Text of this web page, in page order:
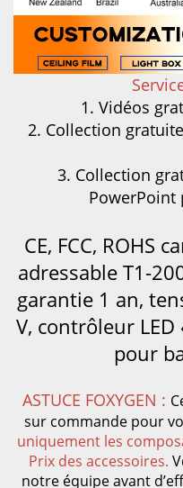
1. Vidéos
2. Collection
3. Collection
CE, FCC, ROHS
adressable T1-
garantie 1 an,
V, contrôleur LED
pour
ASTUCE FOXYGEN :
sur commande pour
uniquement les
Prix des accessoires.
notre équipe avant